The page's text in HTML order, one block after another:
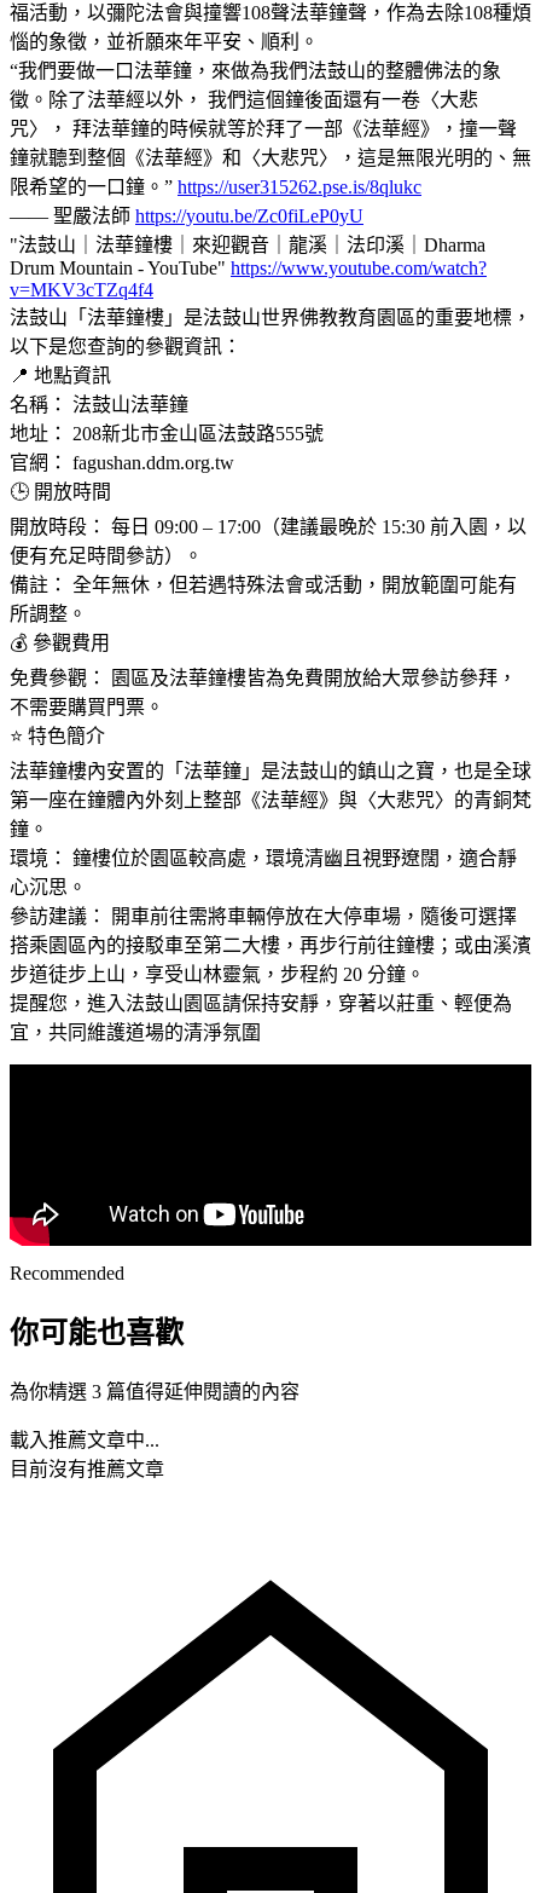
福活動，以彌陀法會與撞響108聲法華鐘聲，作為去除108種煩
惱的象徵，並祈願來年平安、順利。
“我們要做一口法華鐘，來做為我們法鼓山的整體佛法的象
徵。除了法華經以外， 我們這個鐘後面還有一卷〈大悲
咒〉， 拜法華鐘的時候就等於拜了一部《法華經》，撞一聲
鐘就聽到整個《法華經》和〈大悲咒〉，這是無限光明的、無
限希望的一口鐘。” https://user315262.pse.is/8qlukc
—— 聖嚴法師 https://youtu.be/Zc0fiLeP0yU
"法鼓山｜法華鐘樓｜來迎觀音｜龍溪｜法印溪｜Dharma
Drum Mountain - YouTube" https://www.youtube.com/watch?
v=MKV3cTZq4f4
法鼓山「法華鐘樓」是法鼓山世界佛教教育園區的重要地標，
以下是您查詢的參觀資訊：
📍 地點資訊
名稱： 法鼓山法華鐘
地址： 208新北市金山區法鼓路555號
官網： fagushan.ddm.org.tw
🕒 開放時間
開放時段： 每日 09:00 – 17:00（建議最晚於 15:30 前入園，以
便有充足時間參訪）。
備註： 全年無休，但若遇特殊法會或活動，開放範圍可能有
所調整。
💰 參觀費用
免費參觀： 園區及法華鐘樓皆為免費開放給大眾參訪參拜，
不需要購買門票。
⭐ 特色簡介
法華鐘樓內安置的「法華鐘」是法鼓山的鎮山之寶，也是全球
第一座在鐘體內外刻上整部《法華經》與〈大悲咒〉的青銅梵
鐘。
環境： 鐘樓位於園區較高處，環境清幽且視野遼闊，適合靜
心沉思。
參訪建議： 開車前往需將車輛停放在大停車場，隨後可選擇
搭乘園區內的接駁車至第二大樓，再步行前往鐘樓；或由溪濱
步道徒步上山，享受山林靈氣，步程約 20 分鐘。
提醒您，進入法鼓山園區請保持安靜，穿著以莊重、輕便為
宜，共同維護道場的清淨氛圍
Recommended
你可能也喜歡
為你精選 3 篇值得延伸閱讀的內容
載入推薦文章中...
目前沒有推薦文章